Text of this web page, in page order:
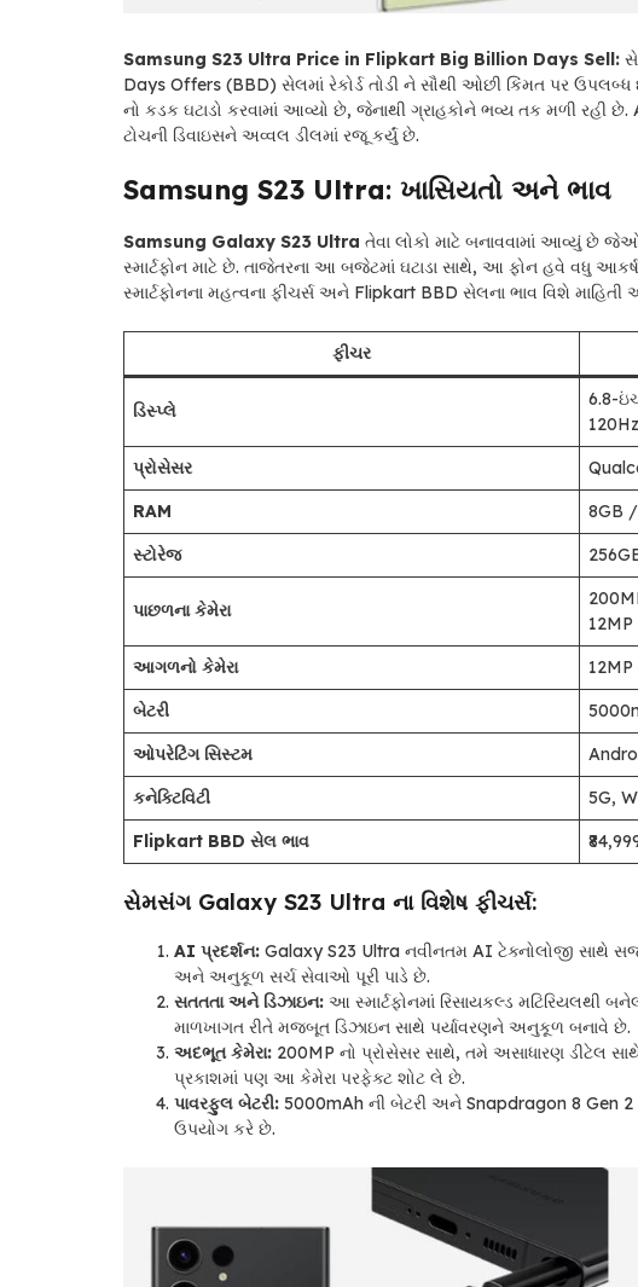
Samsung S23 Ultra Price in Flipkart Big Billion Days Sell:
Days Offers (BBD) સેલમાં રેકોર્ડ તોડી ને સૌથી ઓછી કિંમત પર
નો કડક ઘટાડો કરવામાં આવ્યો છે, જેનાથી ગ્રાહકોને ભવ્ય તક મળી રહી
ટોચની ડિવાઇસને અવ્વલ ડીલમાં રજૂ કર્યું છે.
Samsung S23 Ultra: ખાસિયતો અને ભાવ
Samsung Galaxy S23 Ultra તેવા લોકો માટે બનાવવામાં આવ્યું છે
સ્માર્ટફોન માટે છે. તાજેતરના આ બજેટમાં ઘટાડા સાથે, આ ફોન હવે વધુ
સ્માર્ટફોનના મહત્વના ફીચર્સ અને Flipkart BBD સેલના ભાવ વિશે
ફીચર
ડિસ્પ્લે
6.8-
120Hz
પ્રોસેસર
RAM
8GB
સ્ટોરેજ
પાછળના કેમેરા
આગળનો કેમેરા
12MP
બેટરી
ઓપરેટિંગ સિસ્ટમ
કનેક્ટિવિટી
5G,
Flipkart BBD સેલ ભાવ
સેમસંગ Galaxy S23 Ultra ના વિશેષ ફીચર્સ:
AI પ્રદર્શન: Galaxy S23 Ultra નવીનતમ AI ટેક્નોલોજી સાથે
અને અનુકૂળ સર્ચ સેવાઓ પૂરી પાડે છે.
સતતતા અને ડિઝાઇન: આ સ્માર્ટફોનમાં રિસાયકલ્ડ મટિરિયલથી
માળખાગત રીતે મજબૂત ડિઝાઇન સાથે પર્યાવરણને અનુકૂળ બનાવે છે.
અદભૂત કેમેરા: 200MP નો પ્રોસેસર સાથે, તમે અસાધારણ ડીટેલ
પ્રકાશમાં પણ આ કેમેરા પરફેક્ટ શોટ લે છે.
પાવરફુલ બેટરી: 5000mAh ની બેટરી અને Snapdragon 8 Gen 2
ઉપયોગ કરે છે.